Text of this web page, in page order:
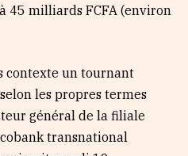
45 milliards FCFA (environ
contexte un tournant
les propres termes
général de la filiale
transnational